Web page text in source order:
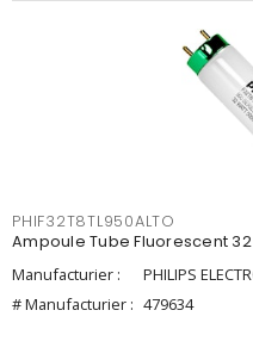
PHIF32T8TL950ALTO
Ampoule Tube Fluorescent 32
Manufacturier :
PHILIPS
# Manufacturier : 479634